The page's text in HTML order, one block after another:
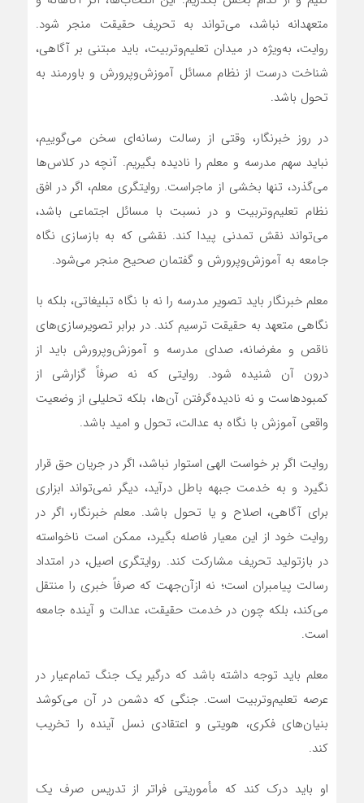
متعهدانه نباشد، می‌تواند به تحریف حقیقت منجر شود.
روایت، به‌ویژه در میدان تعلیم‌وتربیت، باید مبتنی بر آگاهی،
شناخت درست از نظام مسائل آموزش‌وپرورش و باورمند به
تحول باشد.
در روز خبرنگار، وقتی از رسالت رسانه‌ای سخن می‌گوییم،
نباید سهم مدرسه و معلم را نادیده بگیریم. آنچه در کلاس‌ها
می‌گذرد، تنها بخشی از ماجراست. روایتگری معلم، اگر در افق
نظام تعلیم‌وتربیت و در نسبت با مسائل اجتماعی باشد،
می‌تواند نقش تمدنی پیدا کند. نقشی که به بازسازی نگاه
جامعه به آموزش‌وپرورش و گفتمان صحیح منجر می‌شود.
معلم خبرنگار باید تصویر مدرسه را نه با نگاه تبلیغاتی، بلکه با
نگاهی متعهد به حقیقت ترسیم کند. در برابر تصویرسازی‌های
ناقص و مغرضانه، صدای مدرسه و آموزش‌وپرورش باید از
درون آن شنیده شود. روایتی که نه صرفاً گزارشی از
کمبودهاست و نه نادیده‌گرفتن آن‌ها، بلکه تحلیلی از وضعیت
واقعی آموزش با نگاه به عدالت، تحول و امید باشد.
روایت اگر بر خواست الهی استوار نباشد، اگر در جریان حق قرار
نگیرد و به خدمت جبهه باطل درآید، دیگر نمی‌تواند ابزاری
برای آگاهی، اصلاح و یا تحول باشد. معلم خبرنگار، اگر در
روایت خود از این معیار فاصله بگیرد، ممکن است ناخواسته
در بازتولید تحریف مشارکت کند. روایتگری اصیل، در امتداد
رسالت پیامبران است؛ نه ازآن‌جهت که صرفاً خبری را منتقل
می‌کند، بلکه چون در خدمت حقیقت، عدالت و آینده جامعه
است.
معلم باید توجه داشته باشد که درگیر یک جنگ تمام‌عیار در
عرصه تعلیم‌وتربیت است. جنگی که دشمن در آن می‌کوشد
بنیان‌های فکری، هویتی و اعتقادی نسل آینده را تخریب
کند.
او باید درک کند که مأموریتی فراتر از تدریس صرف یک